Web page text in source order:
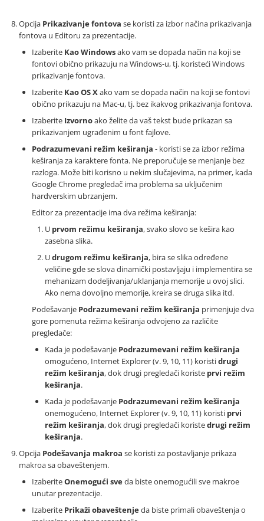
Opcija Prikazivanje fontova se koristi za izbor načina prikazivanja
fontova u Editoru za prezentacije.
Izaberite Kao Windowsako vam se dopada način na koji se
fontovi obično prikazuju na Windows-u, tj. koristeći Windows
prikazivanje fontova.
Izaberite Kao OS Xako vam se dopada način na koji se fontovi
obično prikazuju na Mac-u, tj. bez ikakvog prikazivanja fontova.
Izaberite Izvornoako želite da vaš tekst bude prikazan sa
prikazivanjem ugrađenim u font fajlove.
Podrazumevani režim keširanja - koristi se za izbor režima
keširanja za karaktere fonta. Ne preporučuje se menjanje bez
razloga. Može biti korisno u nekim slučajevima, na primer, kada
Google Chrome pregledač ima problema sa uključenim
hardverskim ubrzanjem.
Editor za prezentacije ima dva režima keširanja:
U prvom režimu keširanja, svako slovo se kešira kao
zasebna slika.
Udrugom režimu keširanja, bira se slika određene
veličine gde se slova dinamički postavljaju i implementira se
mehanizam dodeljivanja/uklanjanja memorije u ovoj slici.
Ako nema dovoljno memorije, kreira se druga slika itd.
Podešavanje Podrazumevani režim keširanja primenjuje dva
gore pomenuta režima keširanja odvojeno za različite
pregledače:
Kada je podešavanje Podrazumevani režim keširanja
omogućeno, Internet Explorer (v. 9, 10, 11) koristidrugi
režim keširanja, dok drugi pregledači koriste prvi režim
keširanja.
Kada je podešavanje Podrazumevani režim keširanja
onemogućeno, Internet Explorer (v. 9, 10, 11) koristi prvi
režim keširanja, dok drugi pregledači koristedrugi režim
keširanja.
Opcija Podešavanja makroa se koristi za postavljanje prikaza
makroa sa obaveštenjem.
IzaberiteOnemogući sveda biste onemogućili sve makroe
unutar prezentacije.
Izaberite Prikaži obaveštenjeda biste primali obaveštenja o